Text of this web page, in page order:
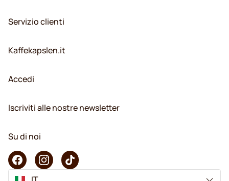
Servizio clienti
Kaffekapslen.it
Accedi
Iscriviti alle nostre newsletter
Su di noi